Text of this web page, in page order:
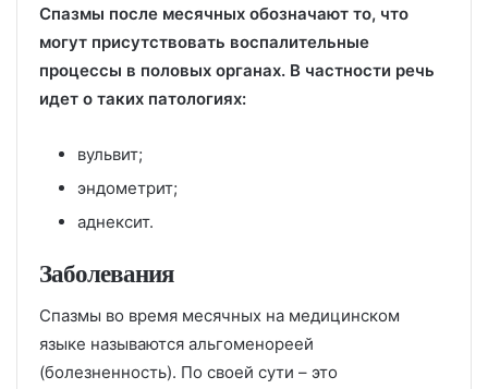
Спазмы после месячных обозначают то, что
могут присутствовать воспалительные
процессы в половых органах. В частности речь
идет о таких патологиях:
вульвит;
эндометрит;
аднексит.
Заболевания
Спазмы во время месячных на медицинском
языке называются альгоменореей
(болезненность). По своей сути – это